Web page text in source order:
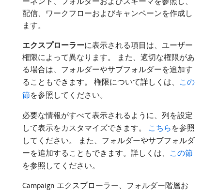
配信、ワークフローおよびキャンペーンを作成し
ます。
エクスプローラー​に表示される項目は、ユーザー
権限によって異なります。 また、適切な権限があ
る場合は、フォルダーやサブフォルダーを追加す
ることもできます。 権限について詳しくは、 この
節を参照してください。
必要な情報がすべて表示されるように、列を設定
して表示をカスタマイズできます。 こちら を参照
してください。 また、フォルダーやサブフォルダ
ーを追加することもできます。詳しくは、 この節
を参照してください。
Campaign エクスプローラー、フォルダー階層お